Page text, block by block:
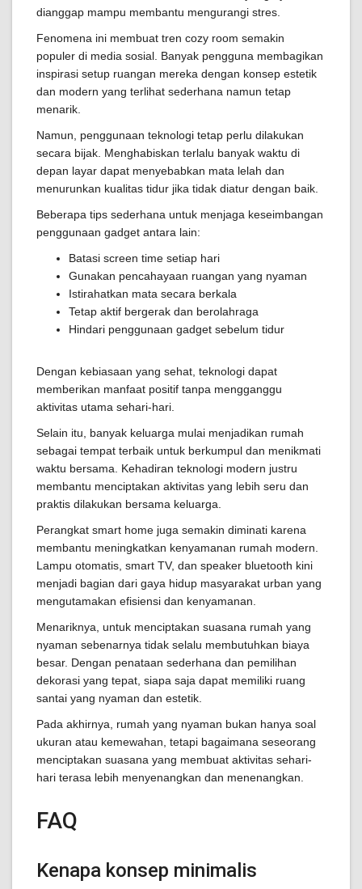
dianggap mampu membantu mengurangi stres.
Fenomena ini membuat tren cozy room semakin
populer di media sosial. Banyak pengguna membagikan
inspirasi setup ruangan mereka dengan konsep estetik
dan modern yang terlihat sederhana namun tetap
menarik.
Namun, penggunaan teknologi tetap perlu dilakukan
secara bijak. Menghabiskan terlalu banyak waktu di
depan layar dapat menyebabkan mata lelah dan
menurunkan kualitas tidur jika tidak diatur dengan baik.
Beberapa tips sederhana untuk menjaga keseimbangan
penggunaan gadget antara lain:
Batasi screen time setiap hari
Gunakan pencahayaan ruangan yang nyaman
Istirahatkan mata secara berkala
Tetap aktif bergerak dan berolahraga
Hindari penggunaan gadget sebelum tidur
Dengan kebiasaan yang sehat, teknologi dapat
memberikan manfaat positif tanpa mengganggu
aktivitas utama sehari-hari.
Selain itu, banyak keluarga mulai menjadikan rumah
sebagai tempat terbaik untuk berkumpul dan menikmati
waktu bersama. Kehadiran teknologi modern justru
membantu menciptakan aktivitas yang lebih seru dan
praktis dilakukan bersama keluarga.
Perangkat smart home juga semakin diminati karena
membantu meningkatkan kenyamanan rumah modern.
Lampu otomatis, smart TV, dan speaker bluetooth kini
menjadi bagian dari gaya hidup masyarakat urban yang
mengutamakan efisiensi dan kenyamanan.
Menariknya, untuk menciptakan suasana rumah yang
nyaman sebenarnya tidak selalu membutuhkan biaya
besar. Dengan penataan sederhana dan pemilihan
dekorasi yang tepat, siapa saja dapat memiliki ruang
santai yang nyaman dan estetik.
Pada akhirnya, rumah yang nyaman bukan hanya soal
ukuran atau kemewahan, tetapi bagaimana seseorang
menciptakan suasana yang membuat aktivitas sehari-
hari terasa lebih menyenangkan dan menenangkan.
FAQ
Kenapa konsep minimalis